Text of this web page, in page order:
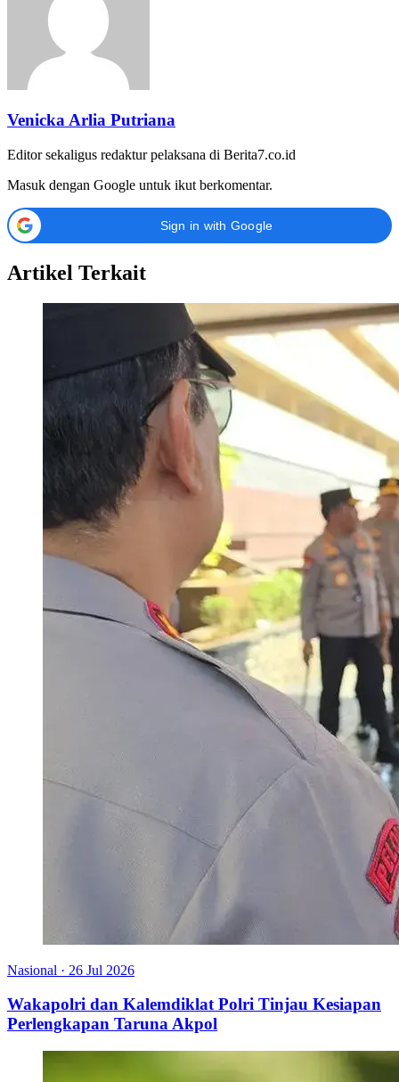
Venicka Arlia Putriana
Editor sekaligus redaktur pelaksana di Berita7.co.id
Masuk dengan Google untuk ikut berkomentar.
Sign in with Google
Artikel Terkait
Nasional · 26 Jul 2026
Wakapolri dan Kalemdiklat Polri Tinjau Kesiapan
Perlengkapan Taruna Akpol